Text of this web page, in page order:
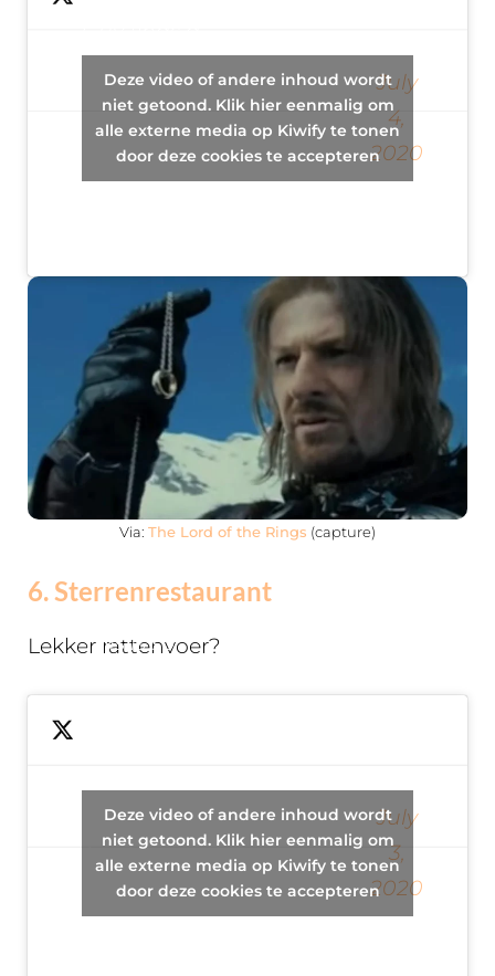
nephew
returns it to
????
Martin????????
(@AstrogirlE33)
July
4,
2020
Deze video of andere inhoud wordt
niet getoond. Klik hier eenmalig om
alle externe media op Kiwify te tonen
door deze cookies te accepteren
Via: The Lord of the Rings (capture)
6. Sterrenrestaurant
Lekker rattenvoer?
This is so
restaurant
is brought
back up
to 5 stars
— SugarCub
(@HihiSugarCub)
July
3,
2020
Deze video of andere inhoud wordt
niet getoond. Klik hier eenmalig om
alle externe media op Kiwify te tonen
door deze cookies te accepteren